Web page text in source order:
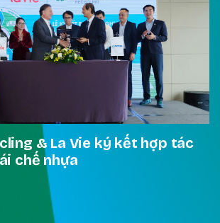
& La Vie ký kết hợp tác
chế nhựa